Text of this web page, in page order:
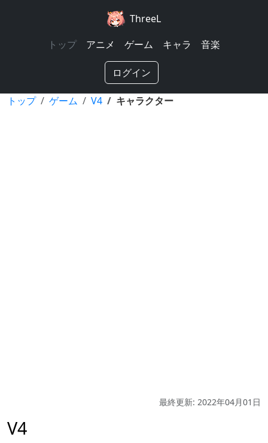
ThreeL
トップ
アニメ ゲーム キャラ 音楽
ログイン
トップ ゲーム V4 キャラクター
最終更新: 2022年04月01日
V4